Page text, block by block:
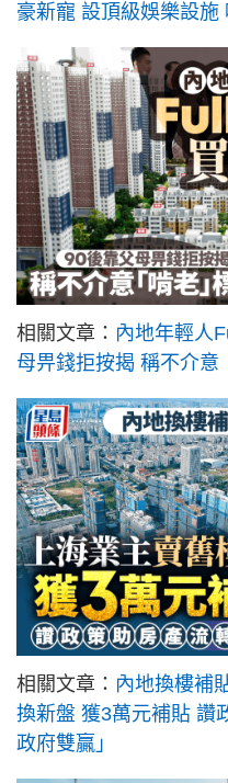
豪新寵 設頂級娛樂設施
相關文章： 內地年輕人
母畀錢拒按揭 稱不介意
相關文章： 內地換樓補
換新盤 獲3萬元補貼 讚
政府雙贏」